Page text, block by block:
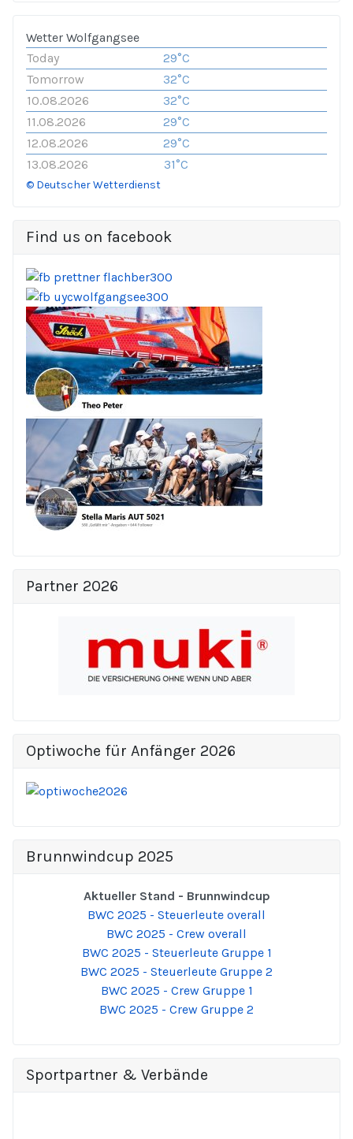
Wetter Wolfgangsee
Today
29°C
Tomorrow
32°C
10.08.2026
32°C
11.08.2026
29°C
12.08.2026
29°C
13.08.2026
31°C
© Deutscher Wetterdienst
Find us on facebook
Partner 2026
Optiwoche für Anfänger 2026
Brunnwindcup 2025
Aktueller Stand - Brunnwindcup
BWC 2025 - Steuerleute overall
BWC 2025 - Crew overall
BWC 2025 - Steuerleute Gruppe 1
BWC 2025 - Steuerleute Gruppe 2
BWC 2025 - Crew Gruppe 1
BWC 2025 - Crew Gruppe 2
Sportpartner & Verbände